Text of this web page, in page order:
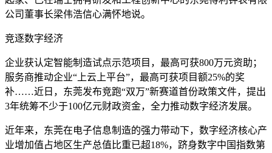
公司董事长梁伟浩信心满怀地说。
竞逐数字经济
企业获认定智能制造试点示范项目，最高可获800万元资助；
服务商推动企业“上云上平台”，最高可获项目额25%的奖
补……近日，东莞发布竞跑“双万”新赛道首份政策文件，提出
3年统筹不少于100亿元财政资金，全力推动数字经济发展。
近年来，东莞在电子信息制造的强力带动下，数字经济核心产
业增加值占地区生产总值比重已超18%，跻身数字中国指数第